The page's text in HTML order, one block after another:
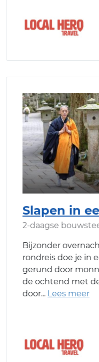
Slapen in
2-daagse
Bijzonder
rondreis doe je in
gerund door
de ochtend met
door